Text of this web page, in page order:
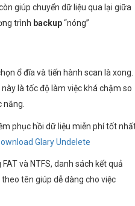
giúp chuyển dữ liệu qua lại giữa
trình backup“nóng”
ổ đĩa và tiến hành scan là xong.
là tốc độ làm việc khá chậm so
Glary Undelete
và NTFS, danh sách kết quả
tên giúp dễ dàng cho việc